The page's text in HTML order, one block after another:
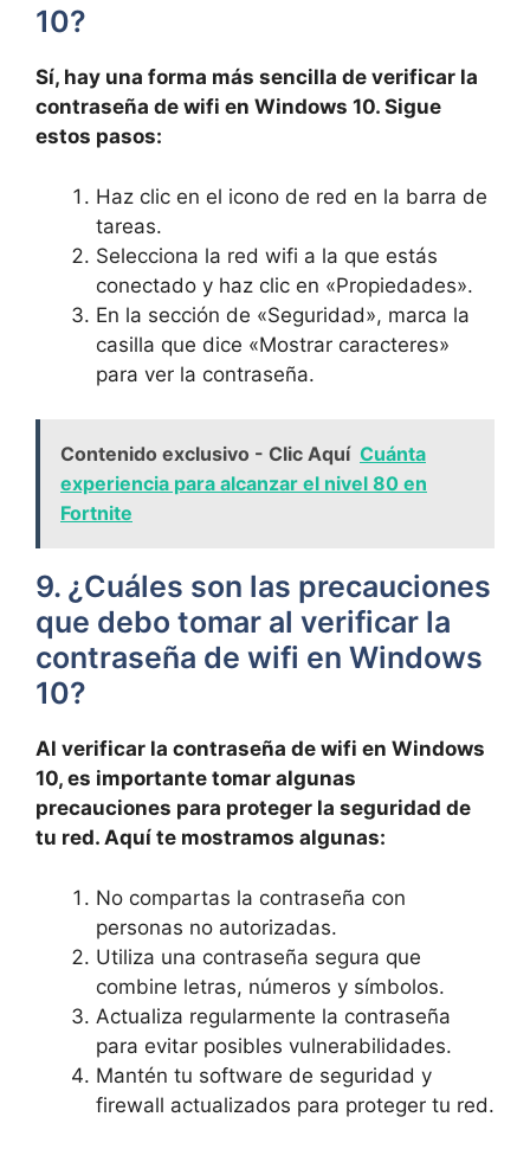
10?
Sí, hay una forma más sencilla de verificar la
contraseña de wifi en Windows 10. Sigue
estos pasos:
Haz clic en el icono de red en la barra de
tareas.
Selecciona la red wifi a la que estás
conectado y haz clic en «Propiedades».
En la sección de «Seguridad», marca la
casilla que dice «Mostrar caracteres»
para ver la contraseña.
Contenido exclusivo - Clic Aquí Cuánta
experiencia para alcanzar el nivel 80 en
Fortnite
9. ¿Cuáles son las precauciones
que debo tomar al verificar la
contraseña de wifi en Windows
10?
Al verificar la contraseña de wifi en Windows
10, es importante tomar algunas
precauciones para proteger la seguridad de
tu red. Aquí te mostramos algunas:
No compartas la contraseña con
personas no autorizadas.
Utiliza una contraseña segura que
combine letras, números y símbolos.
Actualiza regularmente la contraseña
para evitar posibles vulnerabilidades.
Mantén tu software de seguridad y
firewall actualizados para proteger tu red.